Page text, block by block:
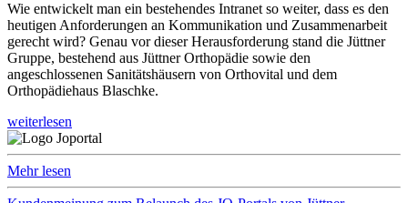
Wie entwickelt man ein bestehendes Intranet so weiter, dass es den
heutigen Anforderungen an Kommunikation und Zusammenarbeit
gerecht wird? Genau vor dieser Herausforderung stand die Jüttner
Gruppe, bestehend aus Jüttner Orthopädie sowie den
angeschlossenen Sanitätshäusern von Orthovital und dem
Orthopädiehaus Blaschke.
weiterlesen
Mehr lesen